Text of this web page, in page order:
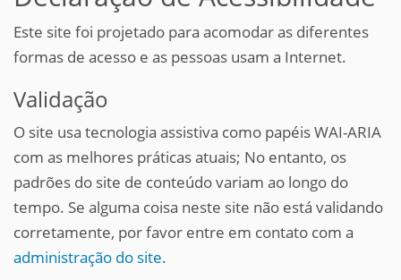
Este site foi projetado para acomodar as diferentes
formas de acesso e as pessoas usam a Internet.
Validação
O site usa tecnologia assistiva como papéis WAI-ARIA
com as melhores práticas atuais; No entanto, os
padrões do site de conteúdo variam ao longo do
tempo. Se alguma coisa neste site não está validando
corretamente, por favor entre em contato com a
administração do site.